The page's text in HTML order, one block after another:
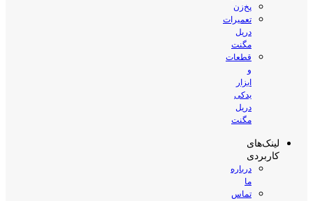
پخ‌زن
تعمیرات
دریل
مگنت
قطعات
و
ابزار
یدکی
دریل
مگنت
لینک‌های
کاربردی
درباره
ما
تماس